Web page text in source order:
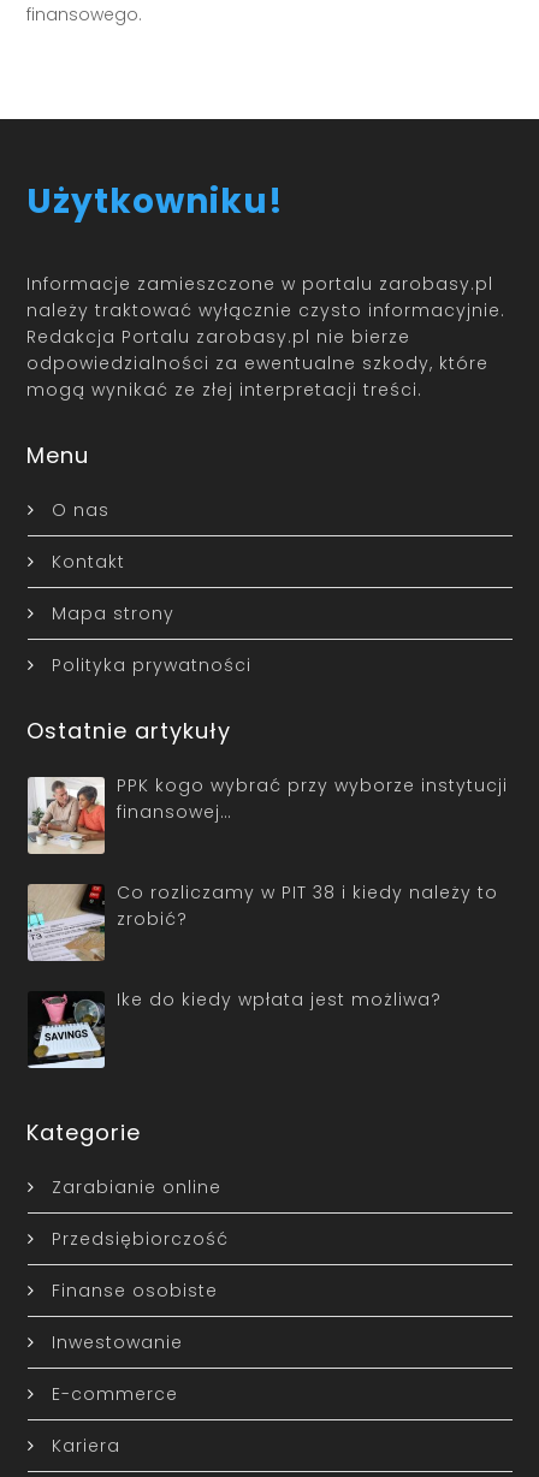
finansowego.
Użytkowniku!
Informacje zamieszczone w portalu zarobasy.pl
należy traktować wyłącznie czysto informacyjnie.
Redakcja Portalu zarobasy.pl nie bierze
odpowiedzialności za ewentualne szkody, które
mogą wynikać ze złej interpretacji treści.
Menu
O nas
Kontakt
Mapa strony
Polityka prywatności
Ostatnie artykuły
PPK kogo wybrać przy wyborze instytucji
finansowej…
Co rozliczamy w PIT 38 i kiedy należy to
zrobić?
Ike do kiedy wpłata jest możliwa?
Kategorie
Zarabianie online
Przedsiębiorczość
Finanse osobiste
Inwestowanie
E-commerce
Kariera